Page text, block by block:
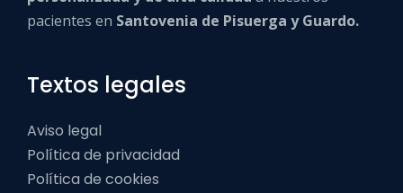
pacientes en Santovenia de Pisuerga y Guardo.
Textos legales
Aviso legal
Política de privacidad
Política de cookies